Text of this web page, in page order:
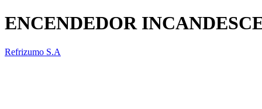
ENCENDEDOR
Refrizumo S.A